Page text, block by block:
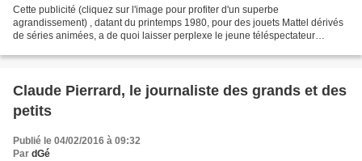
Cette publicité (cliquez sur l'image pour profiter d'un superbe
agrandissement) , datant du printemps 1980, pour des jouets Mattel dérivés
de séries animées, a de quoi laisser perplexe le jeune téléspectateur
Claude Pierrard, le journaliste des grands et des
petits
Publié le 04/02/2016 à 09:32
Par dGé